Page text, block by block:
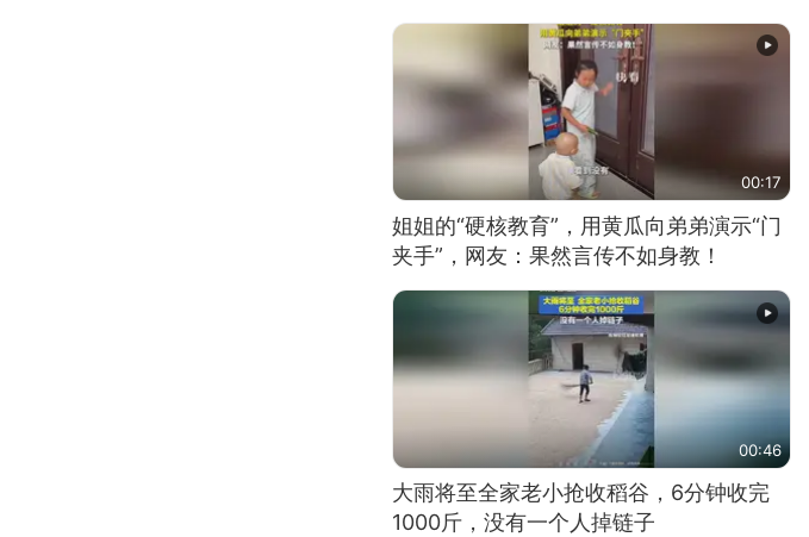
00:17
姐姐的“硬核教育”，用黄瓜向弟弟演示“门
夹手”，网友：果然言传不如身教！
00:46
大雨将至全家老小抢收稻谷，6分钟收完
1000斤，没有一个人掉链子